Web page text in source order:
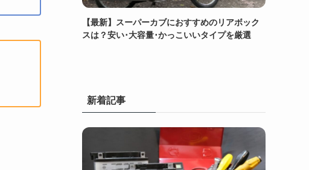
【最新】スーパーカブにおすすめのリアボック
スは？安い･大容量･かっこいいタイプを厳選
新着記事